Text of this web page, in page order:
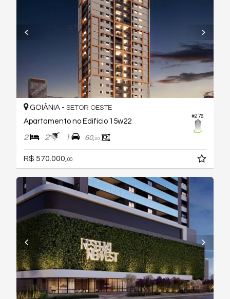
#276
GOIÂNIA - SETOR OESTE
Apartamento no Edifício 15w22
2 2 1 60,00
R$ 570.000, 00